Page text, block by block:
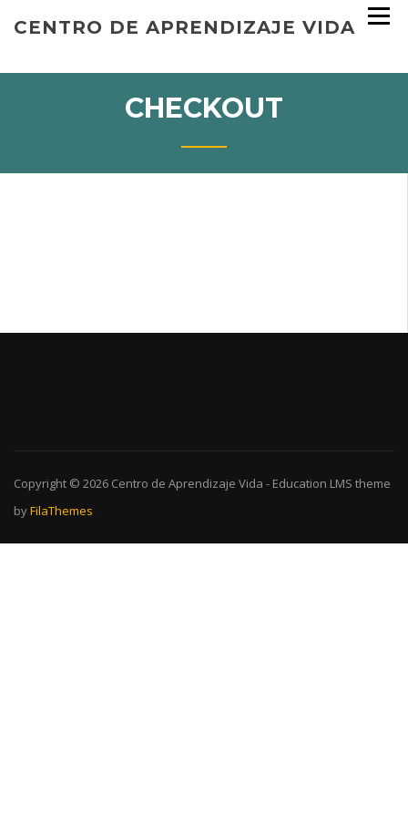
CENTRO DE APRENDIZAJE VIDA
CHECKOUT
Copyright © 2026 Centro de Aprendizaje Vida - Education LMS theme
byFilaThemes